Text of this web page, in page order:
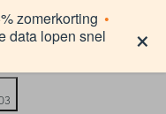
zomerkorting •
data lopen snel
×